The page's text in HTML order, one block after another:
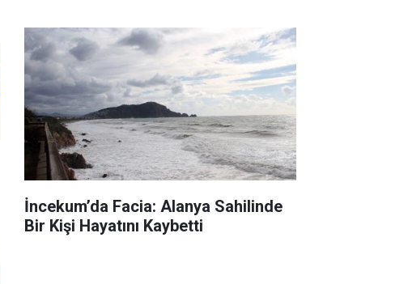
İncekum’da Facia: Alanya Sahilinde
Bir Kişi Hayatını Kaybetti